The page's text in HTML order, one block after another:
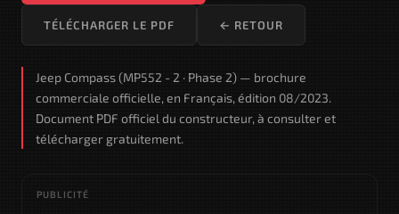
TÉLÉCHARGER LE PDF ← RETOUR
Jeep Compass (MP552 - 2 · Phase 2) — brochure
commerciale officielle, en Français, édition 08/2023.
Document PDF officiel du constructeur, à consulter et
télécharger gratuitement.
PUBLICITÉ